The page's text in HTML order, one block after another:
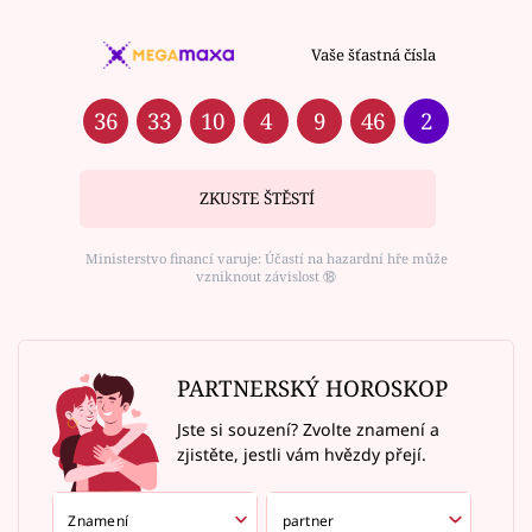
Vaše šťastná čísla
36 33 10 4 9 46 2
ZKUSTE ŠTĚSTÍ
Ministerstvo financí varuje: Účastí na hazardní hře může
vzniknout závislost ⑱
PARTNERSKÝ HOROSKOP
Jste si souzení? Zvolte znamení a
zjistěte, jestli vám hvězdy přejí.